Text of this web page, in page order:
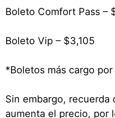
Boleto Comfort Pass –
Boleto Vip – $3,105
*Boletos más cargo
Sin embargo, recuerda
aumenta el precio, por